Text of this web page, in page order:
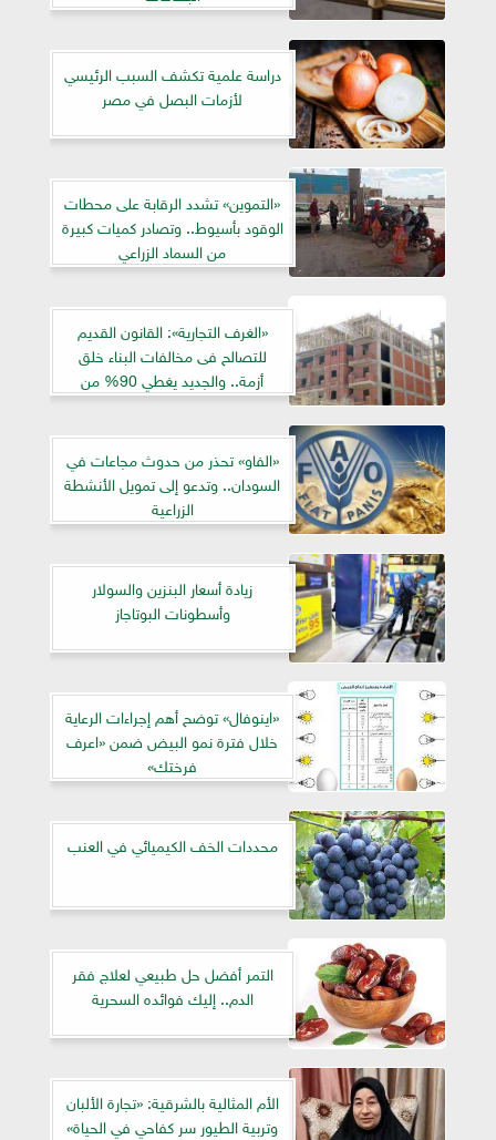
دراسة علمية تكشف السبب الرئيسي
لأزمات البصل في مصر
«التموين» تشدد الرقابة على محطات
الوقود بأسيوط.. وتصادر كميات كبيرة
من السماد الزراعي
«الغرف التجارية»: القانون القديم
للتصالح فى مخالفات البناء خلق
أزمة.. والجديد يغطي 90% من
المخالفات
«الفاو» تحذر من حدوث مجاعات في
السودان.. وتدعو إلى تمويل الأنشطة
الزراعية
زيادة أسعار البنزين والسولار
وأسطونات البوتاجاز
«اينوفال» توضح أهم إجراءات الرعاية
خلال فترة نمو البيض ضمن «اعرف
فرختك»
محددات الخف الكيميائي في العنب
التمر أفضل حل طبيعي لعلاج فقر
الدم.. إليك فوائده السحرية
الأم المثالية بالشرقية: «تجارة الألبان
وتربية الطيور سر كفاحي في الحياة»